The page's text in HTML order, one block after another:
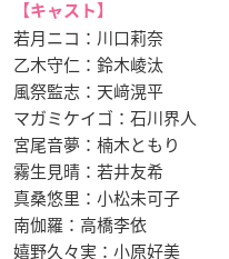
【キャスト】
若月ニコ：川口莉奈
乙木守仁：鈴木崚汰
風祭監志：天﨑滉平
マガミケイゴ：石川界人
宮尾音夢：楠木ともり
霧生見晴：若井友希
真桑悠里：小松未可子
南伽羅：高橋李依
嬉野久々実：小原好美